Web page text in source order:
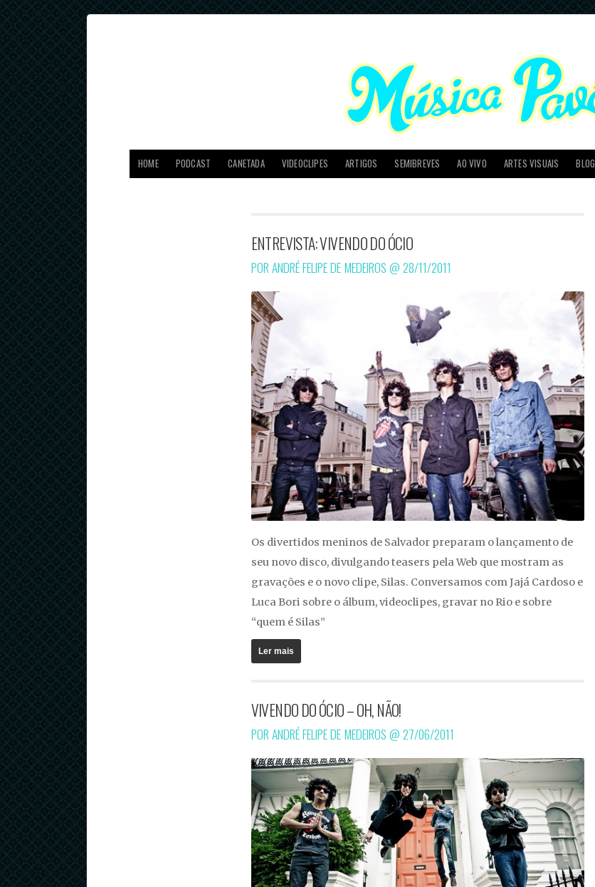
HOME PODCAST CANETADA VIDEOCLIPES ARTIGOS SEMIBREVES AO VIVO ARTES VISUAIS BLOG
ENTREVISTA: VIVENDO DO ÓCIO
POR ANDRÉ FELIPE DE MEDEIROS @28/11/2011
Os divertidos meninos de Salvador preparam o lançamento de
seu novo disco, divulgando teasers pela Web que mostram as
gravações e o novo clipe, Silas. Conversamos com Jajá Cardoso e
Luca Bori sobre o álbum, videoclipes, gravar no Rio e sobre
“quem é Silas”
Ler mais
VIVENDO DO ÓCIO – OH, NÃO!
POR ANDRÉ FELIPE DE MEDEIROS @27/06/2011